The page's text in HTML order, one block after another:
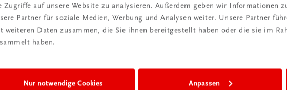
Zugriffe auf unsere Website zu analysieren. Außerdem geben wir Informationen
Partner für soziale Medien, Werbung und Analysen weiter. Unsere Partner
weiteren Daten zusammen, die Sie ihnen bereitgestellt haben oder die sie im
haben.
Nur notwendige Cookies Anpassen
Wir sind gerne für Sie da
TRAUNER Verlag + Buchservice GmbH